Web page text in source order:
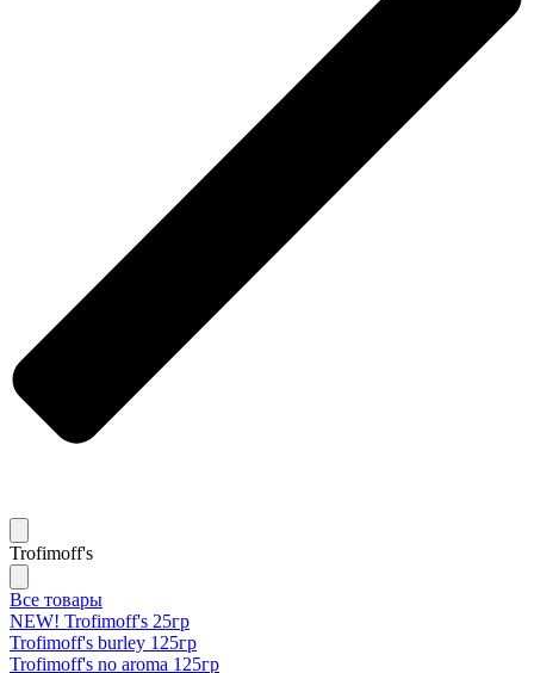
Trofimoff's
Все товары
NEW! Trofimoff's 25гр
Trofimoff's burley 125гр
Trofimoff's no aroma 125гр